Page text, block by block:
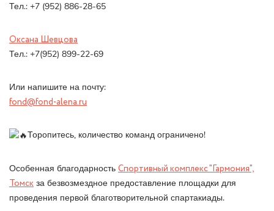
Тел.: +7 (952) 886-28-65
Оксана Шевцова
Тел.: +7(952) 899-22-69
Или напишите на почту:
fond@fond-alena.ru
Торопитесь, количество команд ограничено!
Особенная благодарность Спортивный комплекс "Гармония",
Томск за безвозмездное предоставление площадки для
проведения первой благотворительной спартакиады.